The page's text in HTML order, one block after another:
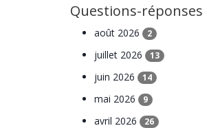
Questions-réponses
août 2026 2
juillet 2026 13
juin 2026 14
mai 2026 9
avril 2026 26